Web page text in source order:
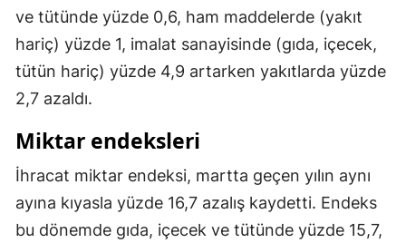
ve tütünde yüzde 0,6, ham maddelerde (yakıt
hariç) yüzde 1, imalat sanayisinde (gıda, içecek,
tütün hariç) yüzde 4,9 artarken yakıtlarda yüzde
2,7 azaldı.
Miktar endeksleri
İhracat miktar endeksi, martta geçen yılın aynı
ayına kıyasla yüzde 16,7 azalış kaydetti. Endeks
bu dönemde gıda, içecek ve tütünde yüzde 15,7,